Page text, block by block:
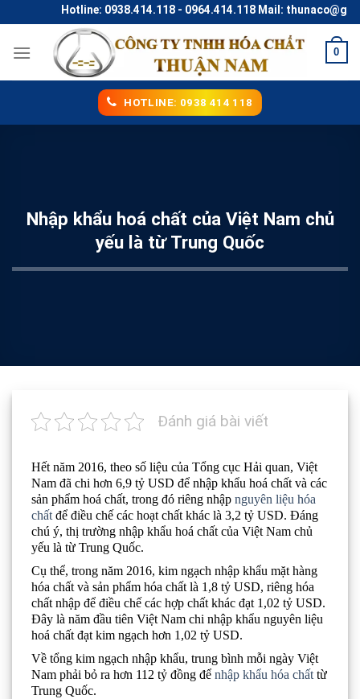
to
content
Hotline: 0938.414.118 - 0964.414.118 Mail:
0
HOTLINE: 0938 414 118
Nhập khẩu hoá chất của Việt Nam chủ
yếu là từ Trung Quốc
Đánh giá bài viết
Hết năm 2016, theo số liệu của Tổng cục Hải quan, Việt
Nam đã chi hơn 6,9 tỷ USD để nhập khẩu hoá chất và các
sản phẩm hoá chất, trong đó riêng nhập nguyên liệu hóa
chất để điều chế các hoạt chất khác là 3,2 tỷ USD. Đáng
chú ý, thị trường nhập khẩu hoá chất của Việt Nam chủ
yếu là từ Trung Quốc.
Cụ thể, trong năm 2016, kim ngạch nhập khẩu mặt hàng
hóa chất và sản phẩm hóa chất là 1,8 tỷ USD, riêng hóa
chất nhập để điều chế các hợp chất khác đạt 1,02 tỷ USD.
Đây là năm đầu tiên Việt Nam chi nhập khẩu nguyên liệu
hoá chất đạt kim ngạch hơn 1,02 tỷ USD.
Về tổng kim ngạch nhập khẩu, trung bình mỗi ngày Việt
Nam phải bỏ ra hơn 112 tỷ đồng để nhập khẩu hóa chất từ
Trung Quốc.